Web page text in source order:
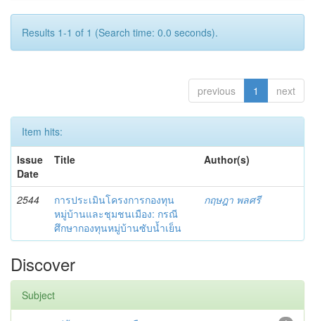
Results 1-1 of 1 (Search time: 0.0 seconds).
previous 1 next
Item hits:
Issue
Date
Title Author(s)
2544
การประเมินโครงการกองทุน
หมู่บ้านและชุมชนเมือง: กรณี
ศึกษากองทุนหมู่บ้านซับน้ำเย็น
กฤษฎา พลศรี
Discover
Subject